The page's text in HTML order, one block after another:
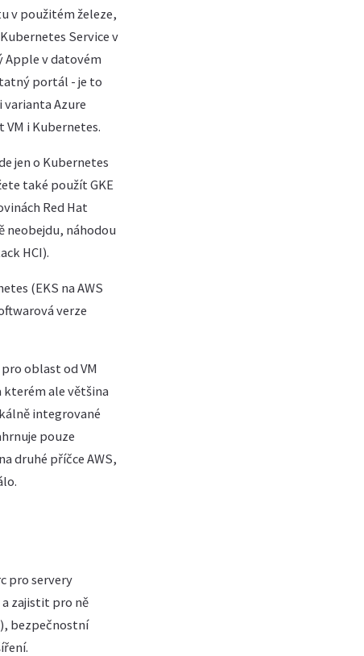
v použitém železe,
Service v
Apple v datovém
portál - je to
varianta Azure
i Kubernetes.
jen o Kubernetes
také použít GKE
Red Hat
neobejdu, náhodou
HCI).
(EKS na AWS
verze
oblast od VM
kterém ale většina
integrované
pouze
druhé příčce AWS,
pro servery
zajistit pro ně
bezpečnostní